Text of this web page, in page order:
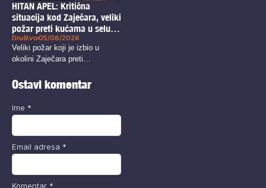
HITAN APEL: Kritična
situacija kod Zaječara, veliki
požar preti kućama u selu
Zagrađe, traže se
dobrovoljci!
Društvo05/08/2026
Veliki požar koji je izbio u
okolini Zaječara preti
Ostavi komentar
Komentar *
Ime *
Email adresa *